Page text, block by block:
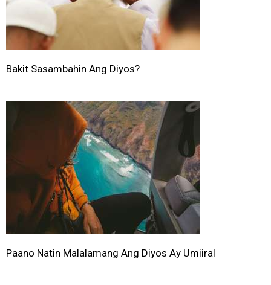
Bakit Sasambahin Ang Diyos?
Paano Natin Malalamang Ang Diyos Ay Umiiral